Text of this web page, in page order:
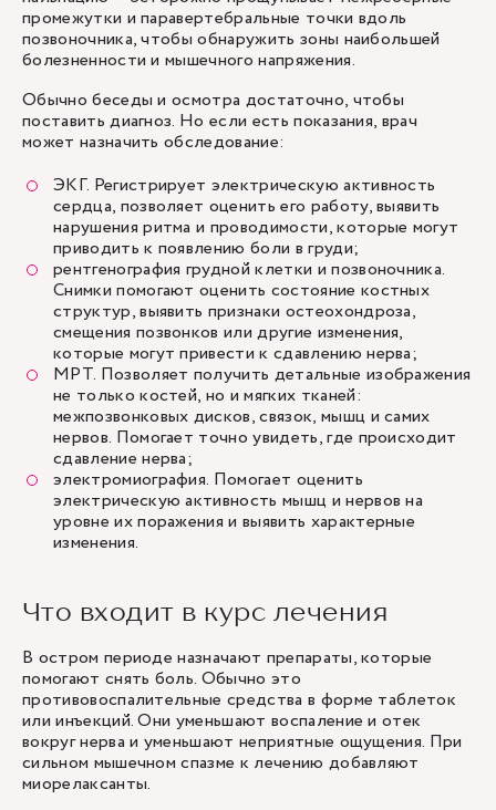
промежутки и паравертебральные точки вдоль
позвоночника, чтобы обнаружить зоны наибольшей
болезненности и мышечного напряжения.
Обычно беседы и осмотра достаточно, чтобы
поставить диагноз. Но если есть показания, врач
может назначить обследование:
ЭКГ. Регистрирует электрическую активность
сердца, позволяет оценить его работу, выявить
нарушения ритма и проводимости, которые могут
приводить к появлению боли в груди;
рентгенография грудной клетки и позвоночника.
Снимки помогают оценить состояние костных
структур, выявить признаки остеохондроза,
смещения позвонков или другие изменения,
которые могут привести к сдавлению нерва;
МРТ. Позволяет получить детальные изображения
не только костей, но и мягких тканей:
межпозвонковых дисков, связок, мышц и самих
нервов. Помогает точно увидеть, где происходит
сдавление нерва;
электромиография. Помогает оценить
электрическую активность мышц и нервов на
уровне их поражения и выявить характерные
изменения.
Что входит в курс лечения
В остром периоде назначают препараты, которые
помогают снять боль. Обычно это
противовоспалительные средства в форме таблеток
или инъекций. Они уменьшают воспаление и отек
вокруг нерва и уменьшают неприятные ощущения. При
сильном мышечном спазме к лечению добавляют
миорелаксанты.